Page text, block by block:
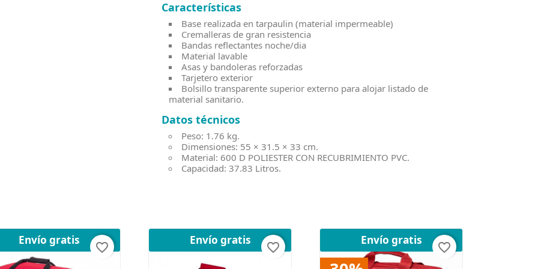
Características
Base realizada en tarpaulin (material impermeable)
Cremalleras de gran resistencia
Bandas reflectantes noche/dia
Material lavable
Asas y bandoleras reforzadas
Tarjetero exterior
Bolsillo transparente superior externo para alojar listado de
material sanitario.
Datos técnicos
Peso: 1.76 kg.
Dimensiones: 55 × 31.5 × 33 cm.
Material: 600 D POLIESTER CON RECUBRIMIENTO PVC.
Capacidad: 37.83 Litros.
Envío gratis
favorite_border
Envío gratis
favorite_border
Envío gratis
favorite_border